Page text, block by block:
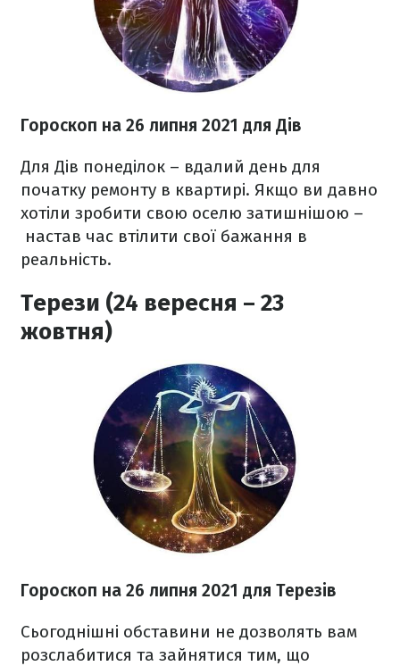
Гороскоп на 26 липня 2021 для Дів
Для Дів понеділок – вдалий день для
початку ремонту в квартирі. Якщо ви давно
хотіли зробити свою оселю затишнішою –
настав час втілити свої бажання в
реальність.
Терези (24 вересня – 23
жовтня)
Гороскоп на 26 липня 2021 для Терезів
Сьогоднішні обставини не дозволять вам
розслабитися та зайнятися тим, що